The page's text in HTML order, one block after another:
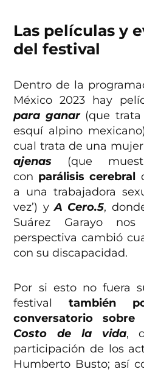
Las películas y
del festival
Dentro de la
México 2023 hay
para ganar(que trata
esquí alpino
cual trata de una
ajenas (que
con parálisis cerebral
a una trabajadora
vez’) yA Cero.5,
Suárez Garayo
perspectiva cambió
con su discapacidad.
Por si esto no fuera
festivaltambién
conversatorio
Costo de la vida,
participación de los
Humberto Busto; así